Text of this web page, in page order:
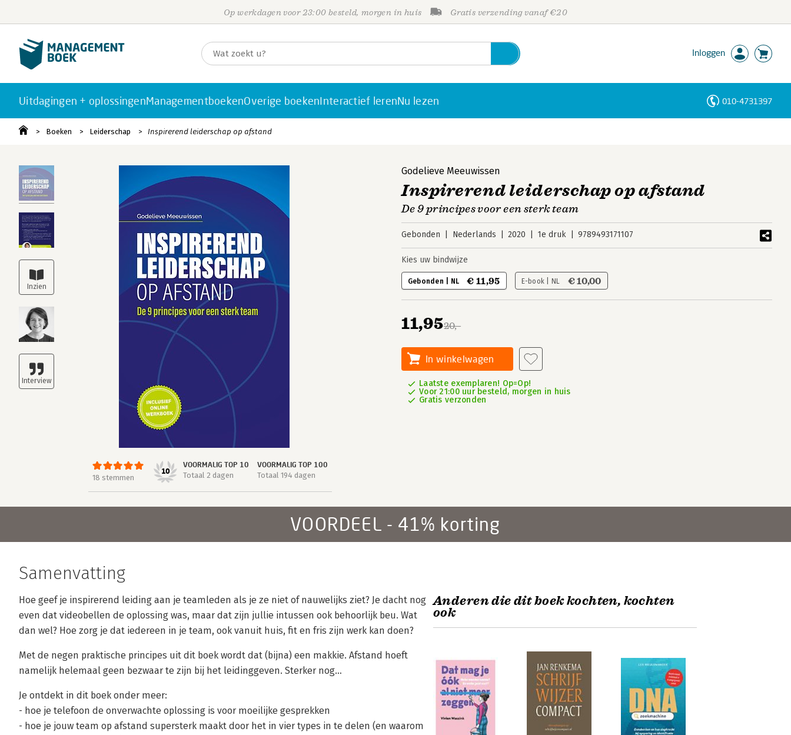
Op werkdagen voor 23:00 besteld, morgen in huis Gratis verzending vanaf €20
Inloggen
Uitdagingen + oplossingenManagementboekenOverige boekenInteractief lerenNu lezen 010-4731397
Boeken Leiderschap Inspirerend leiderschap op afstand
18 stemmen
10
VOORMALIG TOP 10
Totaal 2 dagen
VOORMALIG TOP 100
Totaal 194 dagen
Godelieve Meeuwissen
Inspirerend leiderschap op afstand
De 9 principes voor een sterk team
Gebonden Nederlands 2020 1e druk 9789493171107
Kies uw bindwijze
Gebonden | NL € 11,95 E-book | NL € 10,00
20,-
11,95
In winkelwagen
Laatste exemplaren! Op=Op!
Voor 21:00 uur besteld, morgen in huis
Gratis verzonden
VOORDEEL - 41% korting
Samenvatting
Hoe geef je inspirerend leiding aan je teamleden als je ze niet of nauwelijks ziet? Je dacht nog
even dat videobellen de oplossing was, maar dat zijn jullie intussen ook behoorlijk beu. Wat
dan wel? Hoe zorg je dat iedereen in je team, ook vanuit huis, fit en fris zijn werk kan doen?
Met de negen praktische principes uit dit boek wordt dat (bijna) een makkie. Afstand hoeft
namelijk helemaal geen bezwaar te zijn bij het leidinggeven. Sterker nog…
Je ontdekt in dit boek onder meer:
- hoe je telefoon de onverwachte oplossing is voor moeilijke gesprekken
- hoe je jouw team op afstand supersterk maakt door het in vier types in te delen (en waarom
Anderen die dit boek kochten, kochten
ook
Personen